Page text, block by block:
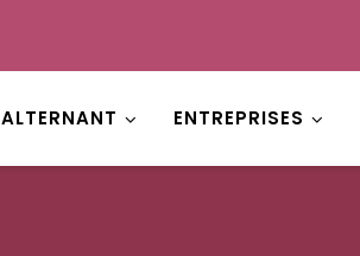
ALTERNANT ENTREPRISES